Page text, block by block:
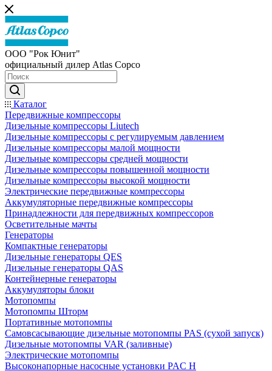
ООО "Рок Юнит"
официальный дилер Atlas Copco
Каталог
Передвижные компрессоры
Дизельные компрессоры Liutech
Дизельные компрессоры с регулируемым давлением
Дизельные компрессоры малой мощности
Дизельные компрессоры средней мощности
Дизельные компрессоры повышенной мощности
Дизельные компрессоры высокой мощности
Электрические передвижные компрессоры
Аккумуляторные передвижные компрессоры
Принадлежности для передвижных компрессоров
Осветительные мачты
Генераторы
Компактные генераторы
Дизельные генераторы QES
Дизельные генераторы QAS
Контейнерные генераторы
Аккумуляторы блоки
Мотопомпы
Мотопомпы Шторм
Портативные мотопомпы
Самовсасывающие дизельные мотопомпы PAS (сухой запуск)
Дизельные мотопомпы VAR (заливные)
Электрические мотопомпы
Высоконапорные насосные установки PAC H